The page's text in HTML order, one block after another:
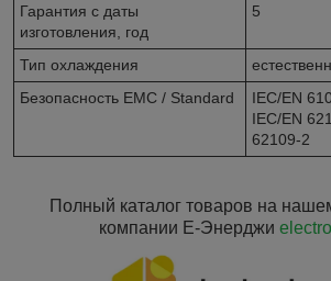
Гарантия с даты
изготовления, год
5
Тип охлаждения
Безопасность EMC / Standard
IEC/EN
IEC/EN
62109-2
Полный каталог товаров на
компании Е-Энерджи